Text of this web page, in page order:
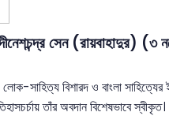
সেন (রায়বাহাদুর)
সাহিত্য বিশারদ ও বাংলা সাহিত্যের
তাঁর অবদান বিশেষভাবে স্বীকৃত।